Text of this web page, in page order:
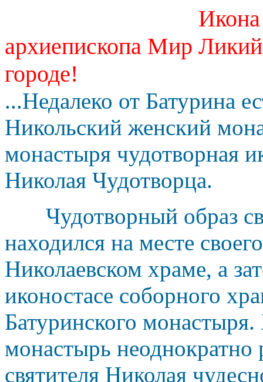
Икона
архиепископа Мир
городе!
...Недалеко от Батурина
Никольский женский
монастыря чудотворная
Николая Чудотворца.
Чудотворный образ
находился на месте
Николаевском храме, а
иконостасе соборного
Батуринского
монастырь неоднократно
святителя Николая